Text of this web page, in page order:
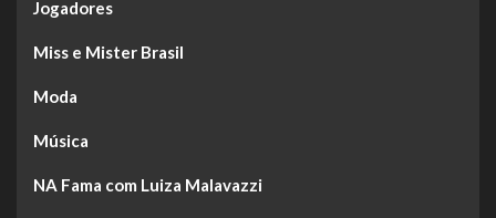
Jogadores
Miss e Mister Brasil
Moda
Música
NA Fama com Luiza Malavazzi